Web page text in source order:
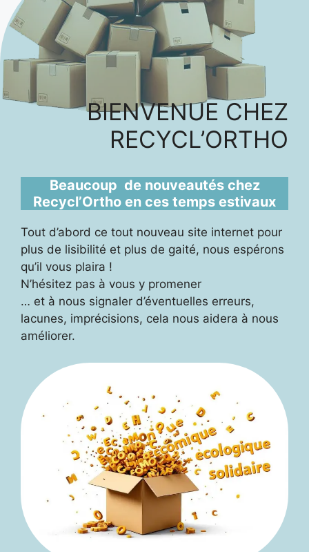
BIENVENUE CHEZ
RECYCL’ORTHO
Beaucoup de nouveautés chez
Recycl’Ortho en ces temps estivaux
Tout d’abord ce tout nouveau site internet pour
plus de lisibilité et plus de gaité, nous espérons
qu’il vous plaira !
N’hésitez pas à vous y promener
… et à nous signaler d’éventuelles erreurs,
lacunes, imprécisions, cela nous aidera à nous
améliorer.